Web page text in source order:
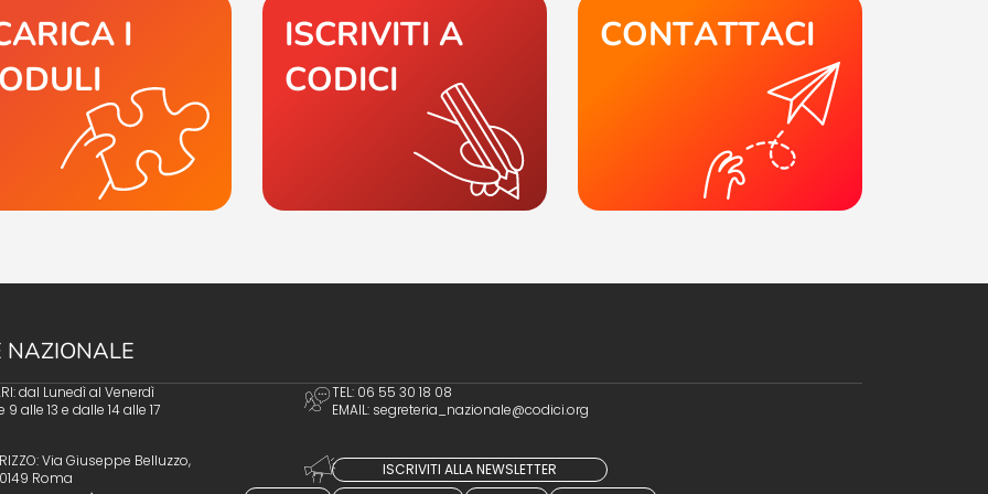
I
ISCRIVITI A
CODICI
CONTATTACI
NAZIONALE
dal Lunedì al Venerdì
9 alle 13 e dalle 14 alle 17
TEL: 06 55 30 18 08
EMAIL: segreteria_nazionale@codici.org
Via Giuseppe Belluzzo,
Roma
ISCRIVITI ALLA NEWSLETTER